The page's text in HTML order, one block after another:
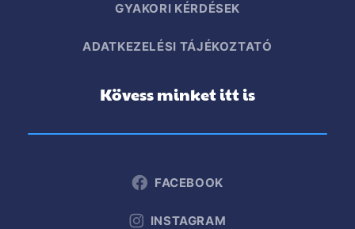
GYAKORI KÉRDÉSEK
ADATKEZELÉSI TÁJÉKOZTATÓ
Kövess minket itt is
FACEBOOK
INSTAGRAM